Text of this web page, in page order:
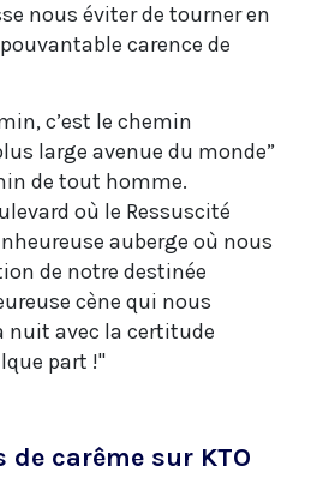
nous éviter de tourner en
carence de
c’est le chemin
large avenue du monde”
de tout homme.
où le Ressuscité
auberge où nous
de notre destinée
cène qui nous
nuit avec la certitude
part !"
de carême sur KTO